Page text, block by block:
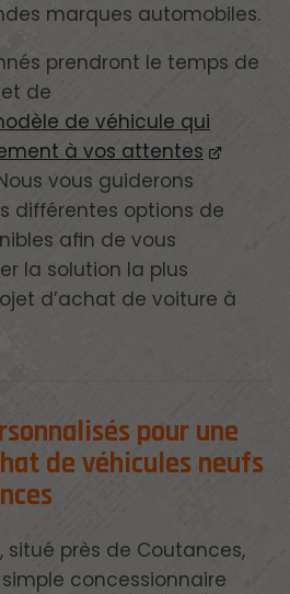
marques automobiles.
prendront le temps de
de
de véhicule qui
à vos attentes
vous guiderons
différentes options de
afin de vous
la solution la plus
d’achat de voiture à
pour une
de véhicules neufs
situé près de Coutances,
concessionnaire